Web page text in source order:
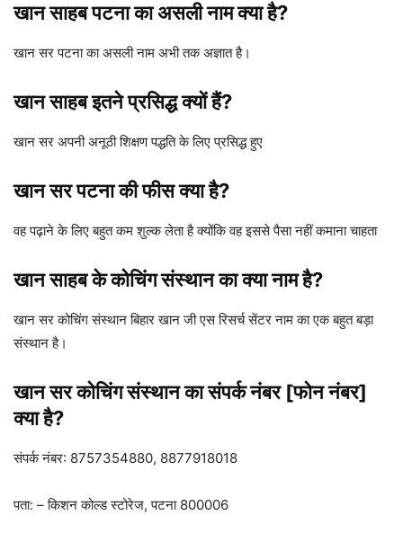
खान साहब पटना का असली नाम क्या है?
खान सर पटना का असली नाम अभी तक अज्ञात है।
खान साहब इतने प्रसिद्ध क्यों हैं?
खान सर अपनी अनूठी शिक्षण पद्धति के लिए प्रसिद्ध हुए
खान सर पटना की फीस क्या है?
वह पढ़ाने के लिए बहुत कम शुल्क लेता है क्योंकि वह इससे पैसा नहीं कमाना चाहता
खान साहब के कोचिंग संस्थान का क्या नाम है?
खान सर कोचिंग संस्थान बिहार खान जी एस रिसर्च सेंटर नाम का एक बहुत बड़ा
संस्थान है।
खान सर कोचिंग संस्थान का संपर्क नंबर [फोन नंबर]
क्या है?
संपर्क नंबर: 8757354880, 8877918018
पता: – किशन कोल्ड स्टोरेज, पटना 800006